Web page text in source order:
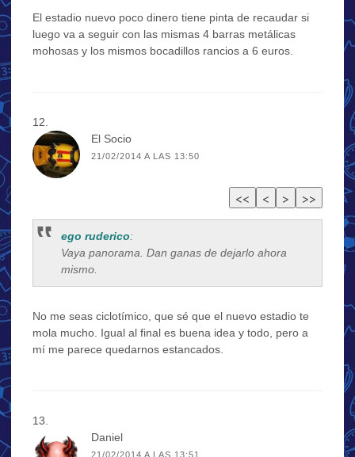
El estadio nuevo poco dinero tiene pinta de recaudar si
luego va a seguir con las mismas 4 barras metálicas
mohosas y los mismos bocadillos rancios a 6 euros.
El Socio
21/02/2014 A LAS 13:50
ego ruderico:
Vaya panorama. Dan ganas de dejarlo ahora
mismo.
No me seas ciclotímico, que sé que el nuevo estadio te
mola mucho. Igual al final es buena idea y todo, pero a
mí me parece quedarnos estancados.
Daniel
21/02/2014 A LAS 13:51